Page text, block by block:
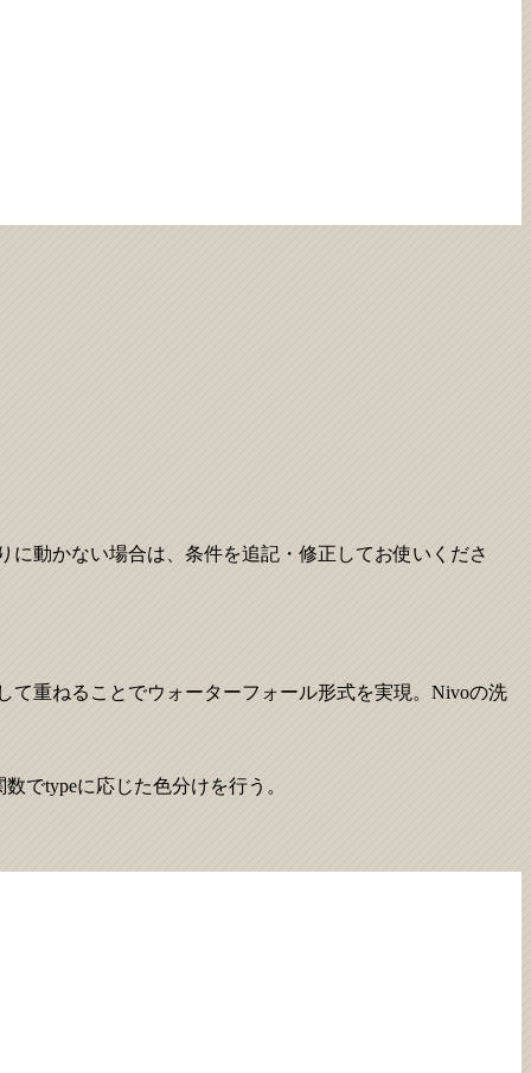
動かない場合は、条件を追記・修正してお使いくださ
て重ねることでウォーターフォール形式を実現。Nivoの洗
でtypeに応じた色分けを行う。